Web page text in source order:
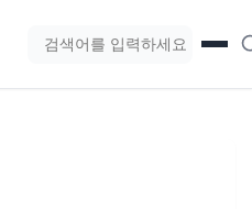
블로그 검색